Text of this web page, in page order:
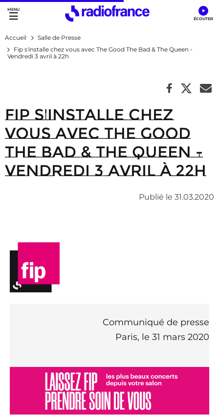
Accès direct :
Menu principal
Contenu
Accueil
Salle de Presse
Fip s'installe chez vous avec The Good The Bad & The Queen -
Vendredi 3 avril à 22h
Fip s'installe chez
vous avec The Good
The Bad & The Queen -
Vendredi 3 avril à 22h
Publié le 31.03.2020
Communiqué de presse
Paris, le 31 mars 2020